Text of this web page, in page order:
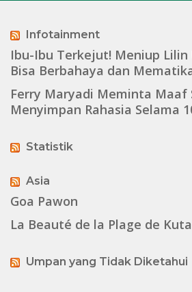
Infotainment
Ibu-Ibu Terkejut! Meniup Lilin
Bisa Berbahaya dan
Ferry Maryadi Meminta Maaf
Menyimpan Rahasia Selama
Statistik
Asia
Goa Pawon
La Beauté de la Plage de Kuta
Umpan yang Tidak Diketahui